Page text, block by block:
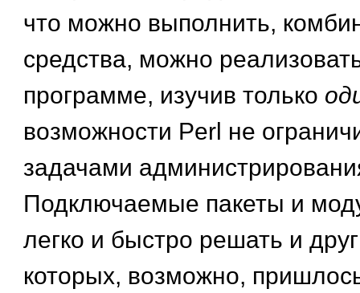
что можно выполнить,
средства, можно
программе, изучив только
возможности Perl не
задачами
Подключаемые пакеты и
легко и быстро решать и
которых, возможно,